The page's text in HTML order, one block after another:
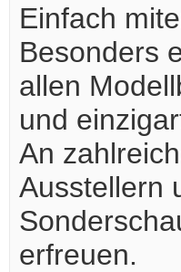
Einfach
Besonders
allen
und
An
Ausstellern
erfreuen.